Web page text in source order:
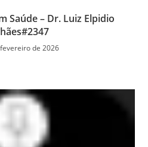
Saúde – Dr. Luiz Elpidio
de 2026